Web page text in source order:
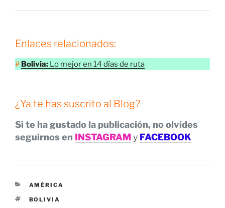
Enlaces relacionados:
# Bolivia: Lo mejor en 14 días de ruta
¿Ya te has suscrito al Blog?
Si te ha gustado la publicación, no olvides
seguirnos en INSTAGRAMy FACEBOOK
CATEGORÍAS
AMÉRICA
ETIQUETAS
BOLIVIA